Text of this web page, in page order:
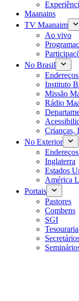
Maanains
TV Maanaim
Ao vivo
No Brasil
Instituto
Missão
Rádio
Crianças,
No Exterior
Inglaterra
Estados
América
Portais
Pastores
Combens
SGI
Tesouraria